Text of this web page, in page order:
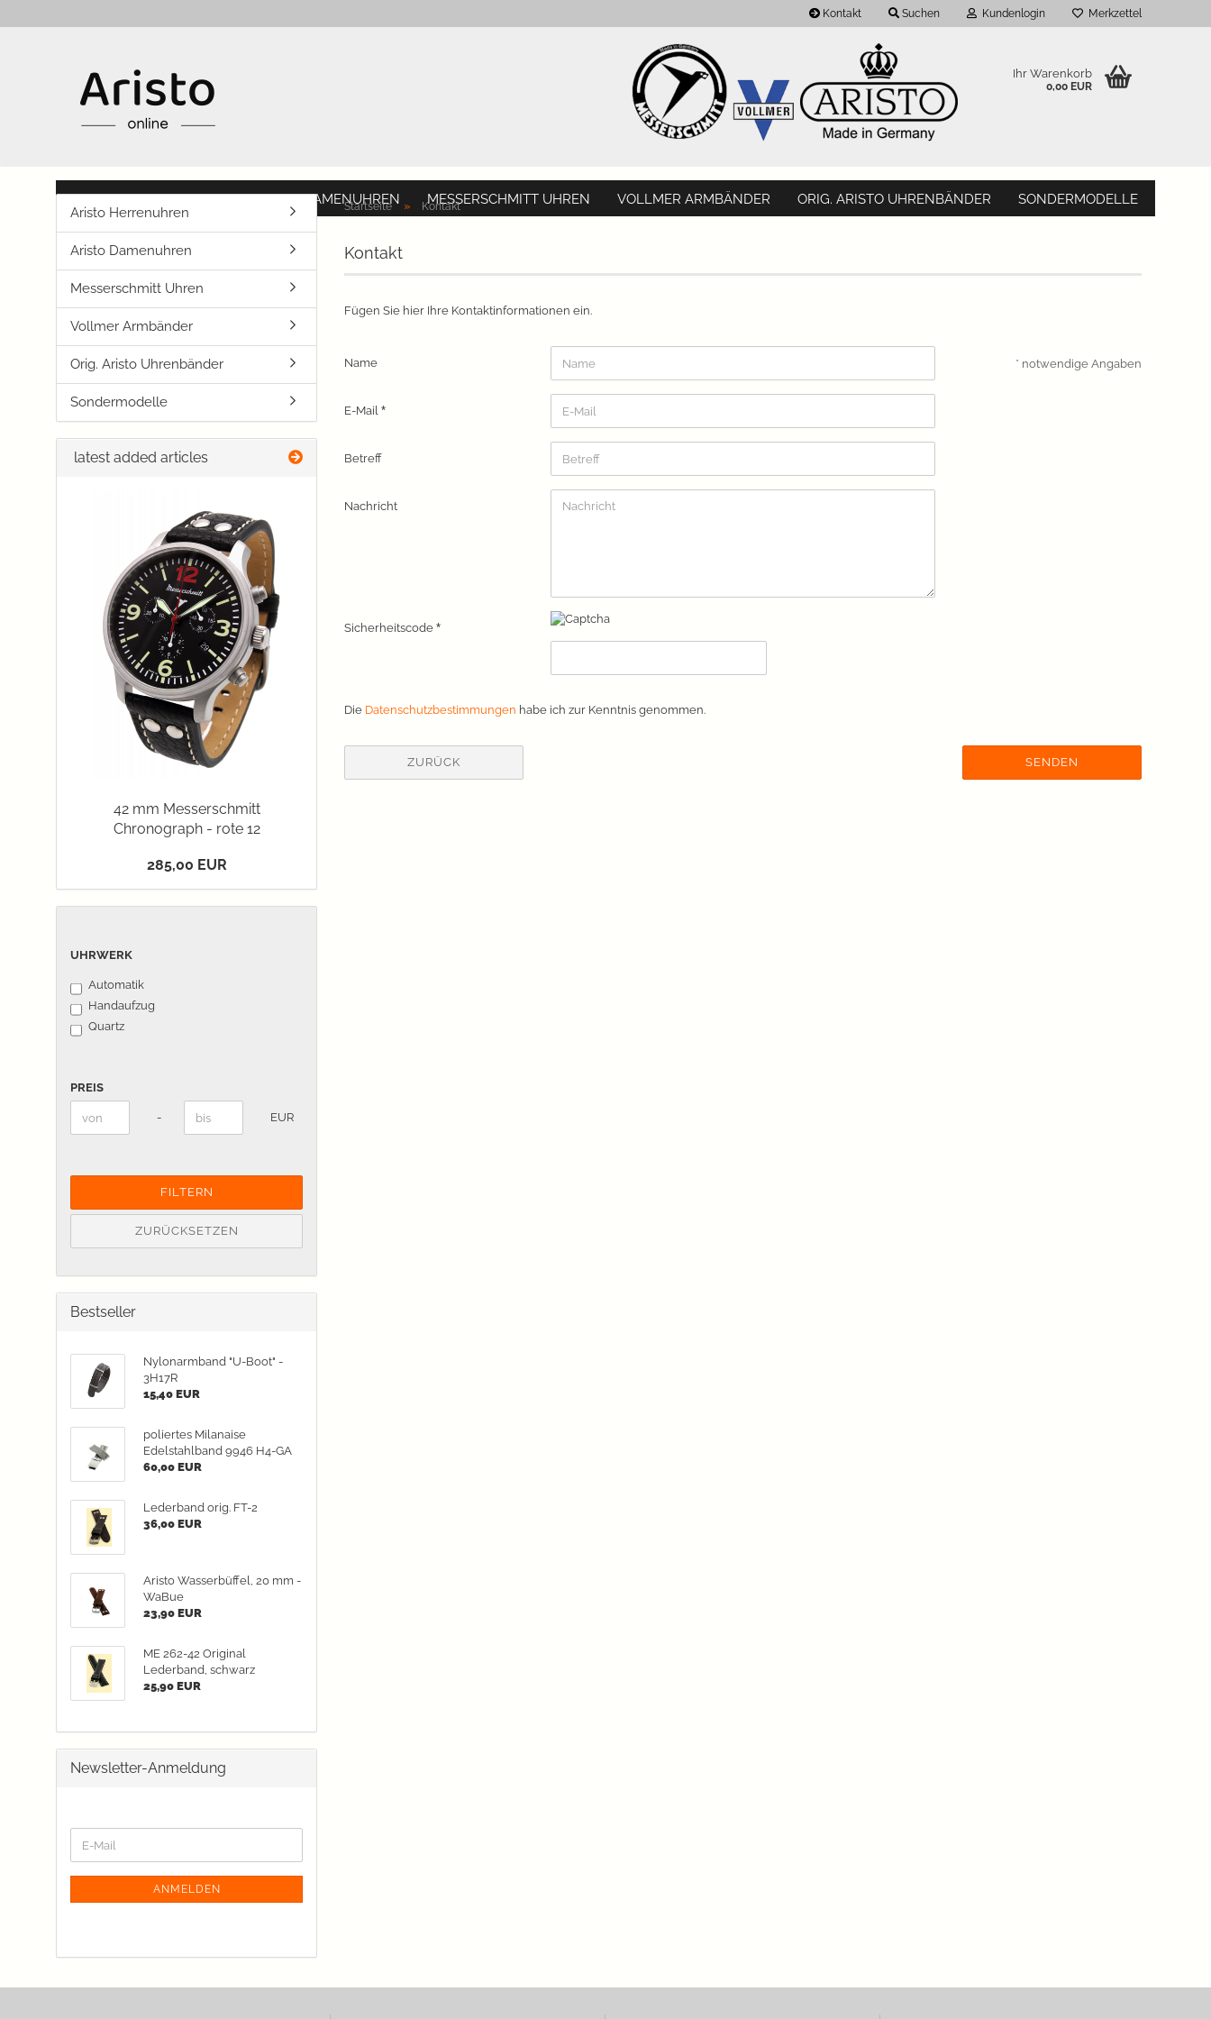
Kontakt Suchen Kundenlogin Merkzettel
Ihr Warenkorb
0,00 EUR
ARISTO HERRENUHREN ARISTO DAMENUHREN MESSERSCHMITT UHREN VOLLMER ARMBÄNDER ORIG. ARISTO UHRENBÄNDER SONDERMODELLE
Startseite » Kontakt
Kontakt
Fügen Sie hier Ihre Kontaktinformationen ein.
Name
E-Mail
Betreff
Nachricht
Sicherheitscode
DATENSCHUTZBESTIMMUNGEN
Die Datenschutzbestimmungen habe ich zur Kenntnis genommen.
ZURÜCK SENDEN
* notwendige Angaben
Aristo Herrenuhren
Aristo Damenuhren
Messerschmitt Uhren
Vollmer Armbänder
Orig. Aristo Uhrenbänder
Sondermodelle
latest added articles
42 mm Messerschmitt
Chronograph - rote 12
285,00 EUR
UHRWERK
UHRWERK
Automatik
Handaufzug
Quartz
PREIS
Preis bis - EUR
FILTERN
ZURÜCKSETZEN
Bestseller
Nylonarmband "U-Boot" -
3H17R
15,40 EUR
poliertes Milanaise
Edelstahlband 9946 H4-GA
60,00 EUR
Lederband orig. FT-2
36,00 EUR
Aristo Wasserbüffel, 20 mm -
WaBue
23,90 EUR
ME 262-42 Original
Lederband, schwarz
25,90 EUR
Newsletter-Anmeldung
ZUR
E-
Mail
ANMELDEN